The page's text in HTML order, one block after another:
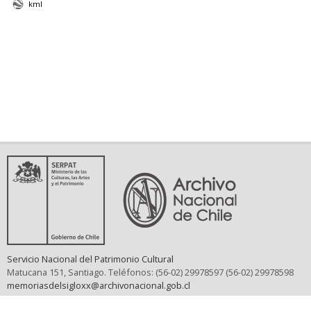
kml
Servicio Nacional del Patrimonio Cultural
Matucana 151, Santiago. Teléfonos: (56-02) 29978597 (56-02) 29978598
memoriasdelsigloxx@archivonacional.gob.cl